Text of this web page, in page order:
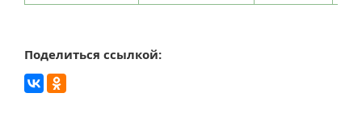
Поделиться ссылкой: